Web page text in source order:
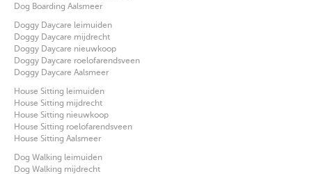
Dog Boarding Aalsmeer
Doggy Daycare leimuiden
Doggy Daycare mijdrecht
Doggy Daycare nieuwkoop
Doggy Daycare roelofarendsveen
Doggy Daycare Aalsmeer
House Sitting leimuiden
House Sitting mijdrecht
House Sitting nieuwkoop
House Sitting roelofarendsveen
House Sitting Aalsmeer
Dog Walking leimuiden
Dog Walking mijdrecht